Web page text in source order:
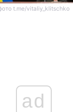
t.me/vitaliy_klitschko
ad